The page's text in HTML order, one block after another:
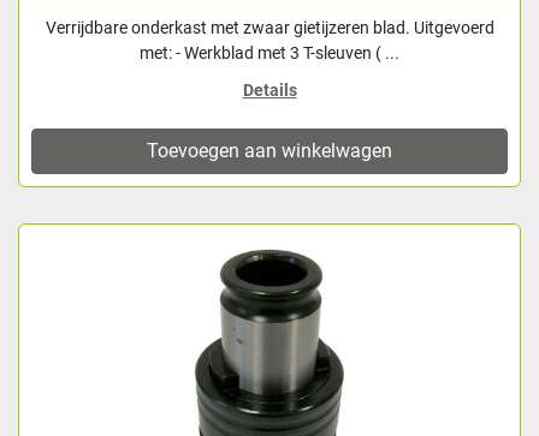
Verrijdbare onderkast met zwaar gietijzeren blad. Uitgevoerd
met: - Werkblad met 3 T-sleuven ( ...
Details
Toevoegen aan winkelwagen